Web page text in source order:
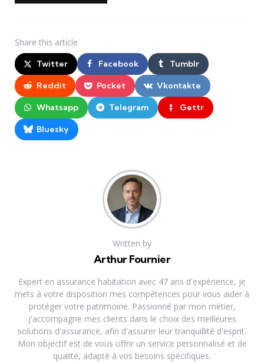
Share this article
Twitter Facebook Tumblr
Reddit Pocket Vkontakte
Whatsapp Telegram Gettr
Bluesky
Written by
Arthur Fournier
Expert en assurance habitation avec 47 ans d'expérience, je
mets à votre disposition mes compétences pour vous aider à
protéger votre patrimoine. Passionné par mon métier,
j'accompagne mes clients dans le choix des meilleures
solutions d'assurance, afin d'assurer leur tranquillité d'esprit.
Mon objectif est de vous offrir un service personnalisé et de
qualité, adapté à vos besoins spécifiques.